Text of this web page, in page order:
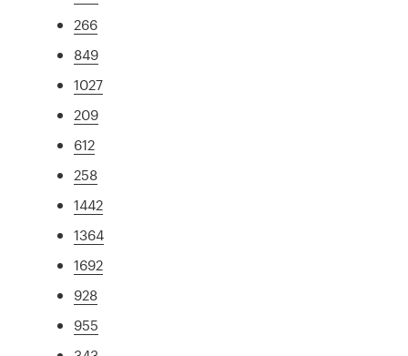
266
849
1027
209
612
258
1442
1364
1692
928
955